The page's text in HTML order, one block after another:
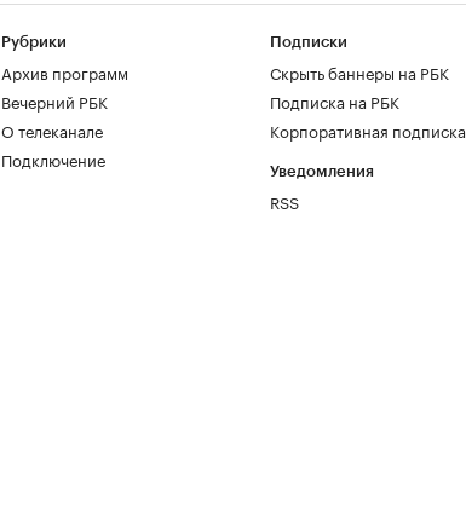
Рубрики
Архив программ
Вечерний РБК
О телеканале
Подключение
Подписки
Скрыть баннеры на РБК
Подписка на РБК
Корпоративная подписка
Уведомления
RSS